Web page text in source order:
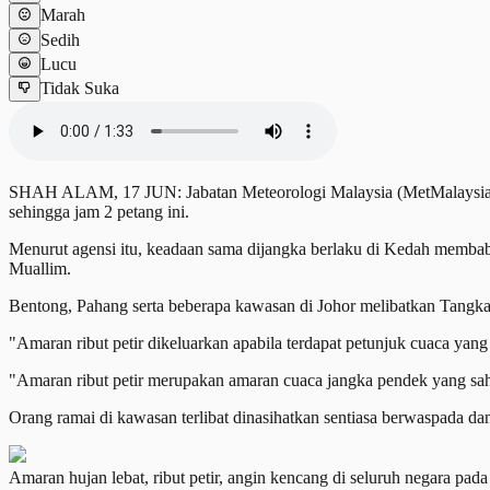
Marah
Sedih
Lucu
Tidak Suka
SHAH ALAM, 17 JUN: Jabatan Meteorologi Malaysia
sehingga jam 2 petang ini.
Menurut agensi itu, keadaan sama dijangka berlaku di Kedah
Muallim.
Bentong, Pahang serta beberapa kawasan di Johor melibatkan
"Amaran ribut petir dikeluarkan apabila terdapat petunjuk cuaca
"Amaran ribut petir merupakan amaran cuaca jangka pendek yang
Orang ramai di kawasan terlibat dinasihatkan sentiasa berwaspada
Amaran hujan lebat, ribut petir, angin kencang di seluruh negara